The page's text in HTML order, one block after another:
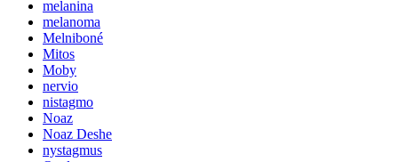
melanina
melanoma
Melniboné
Mitos
Moby
nervio
nistagmo
Noaz
Noaz Deshe
nystagmus